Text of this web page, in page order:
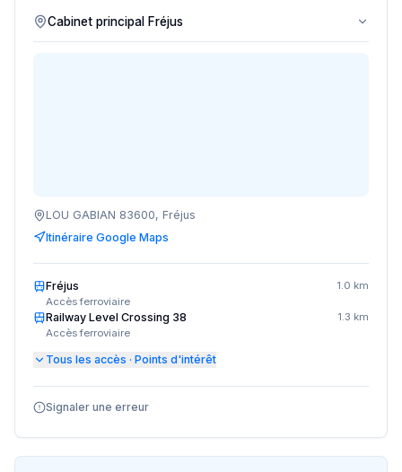
LOU GABIAN 83600, Fréjus
Itinéraire Google Maps
Fréjus
Accès ferroviaire
1.0 km
Railway Level Crossing 38
Accès ferroviaire
1.3 km
Tous les accès · Points d'intérêt
Signaler une erreur